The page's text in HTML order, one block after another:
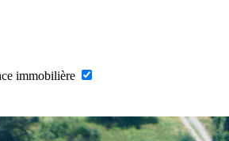
immobilière